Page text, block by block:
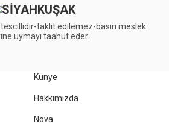
tescillidir-taklit edilemez-basın meslek
uymayı taahüt eder.
Künye
Hakkımızda
Nova